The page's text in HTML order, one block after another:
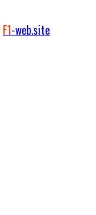
F1-web.site